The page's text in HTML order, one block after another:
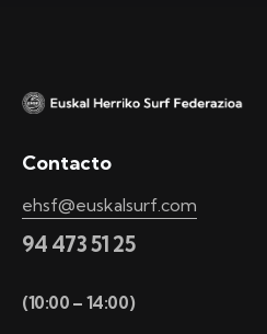
Contacto
ehsf@euskalsurf.com
94 473 51 25
(10:00 – 14:00)